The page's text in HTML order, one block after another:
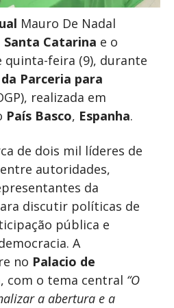
Mauro De Nadal
Santa Catarina e o
quinta-feira (9), durante
Parceria para
realizada em
País Basco, Espanha.
de dois mil líderes de
autoridades,
da
discutir políticas de
pública e
A
no Palacio de
, com o tema central “O
a abertura e a